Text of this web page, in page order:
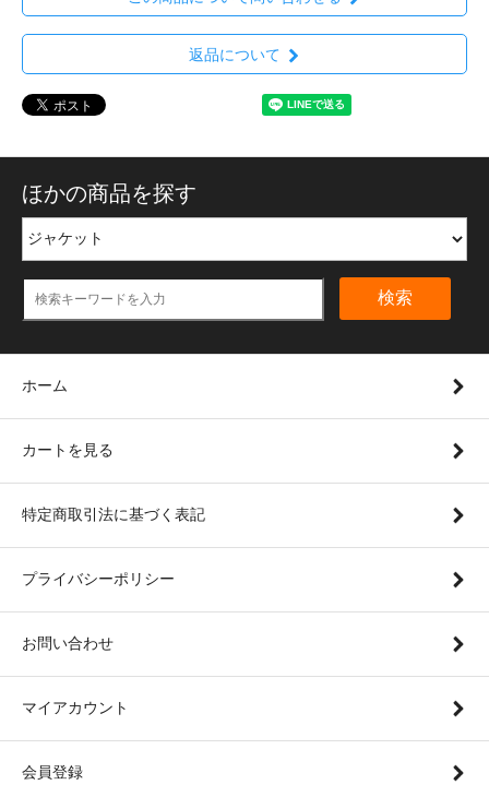
返品について
ほかの商品を探す
検索
ホーム
カートを見る
特定商取引法に基づく表記
プライバシーポリシー
お問い合わせ
マイアカウント
会員登録